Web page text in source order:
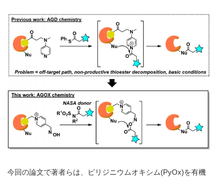
今回の論文で著者らは、ピリジニウムオキシム(PyOx)を有機